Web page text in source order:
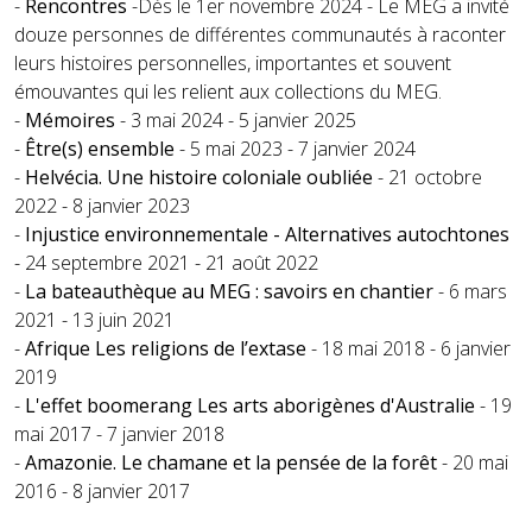
- Rencontres -Dès le 1er novembre 2024 - Le MEG a invité
douze personnes de différentes communautés à raconter
leurs histoires personnelles, importantes et souvent
émouvantes qui les relient aux collections du MEG.
- Mémoires - 3 mai 2024 - 5 janvier 2025
- Être(s) ensemble - 5 mai 2023 - 7 janvier 2024
- Helvécia. Une histoire coloniale oubliée - 21 octobre
2022 - 8 janvier 2023
- Injustice environnementale - Alternatives autochtones
- 24 septembre 2021 - 21 août 2022
- La bateauthèque au MEG : savoirs en chantier- 6 mars
2021 - 13 juin 2021
-Afrique Les religions de l’extase - 18 mai 2018 - 6 janvier
2019
- L'effet boomerang Les arts aborigènes d'Australie - 19
mai 2017 - 7 janvier 2018
-Amazonie. Le chamane et la pensée de la forêt- 20 mai
2016 - 8 janvier 2017